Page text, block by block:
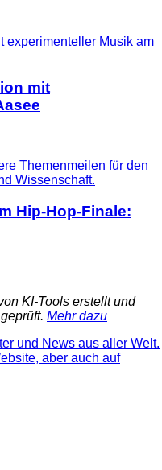
mit
Hip-Hop-Finale:
KI-Tools erstellt und
Mehr dazu